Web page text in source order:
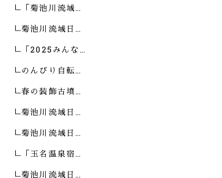
「菊池川流域…
菊池川流域日…
「2025みんな…
のんびり自転…
春の装飾古墳…
菊池川流域日…
菊池川流域日…
「玉名温泉宿…
菊池川流域日…